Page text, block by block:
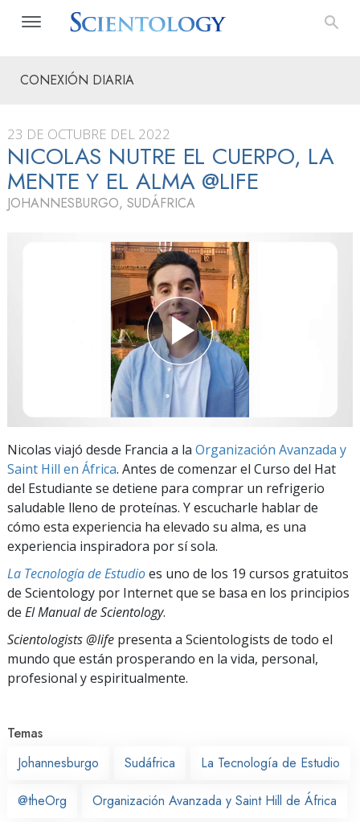
CONEXIÓN DIARIA
23 DE OCTUBRE DEL 2022
NICOLAS NUTRE EL CUERPO, LA
MENTE Y EL ALMA @LIFE
JOHANNESBURGO, SUDÁFRICA
Nicolas viajó desde Francia a la Organización Avanzada y
Saint Hill en África. Antes de comenzar el Curso del Hat
del Estudiante se detiene para comprar un refrigerio
saludable lleno de proteínas. Y escucharle hablar de
cómo esta experiencia ha elevado su alma, es una
experiencia inspiradora por sí sola.
La Tecnología de Estudioes uno de los 19 cursos gratuitos
de Scientology por Internet que se basa en los principios
de El Manual de Scientology.
Scientologists @life presenta a Scientologists de todo el
mundo que están prosperando en la vida, personal,
profesional y espiritualmente.
Temas
Johannesburgo
Sudáfrica La Tecnología de Estudio
@theOrg Organización Avanzada y Saint Hill de África